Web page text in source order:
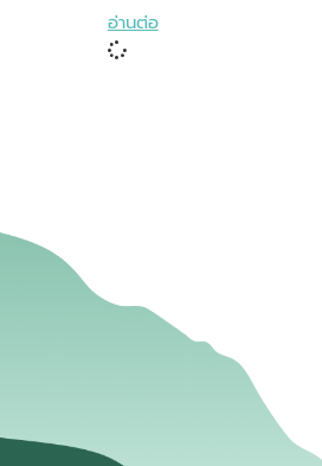
อ่านต่อ